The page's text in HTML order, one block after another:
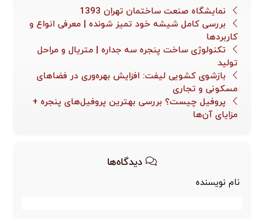
نمایشگاه صنعت ساختمان تهران 1393
بررسی کامل شیشه خود تمیز شونده | معرفی انواع و
کاربردها
تکنولوژی ساخت پنجره سه جداره | متریال و مراحل
تولید
بازشوی کشویی لیفت: افزایش بهره‌وری در فضاهای
مسکونی و تجاری
پروفیل چیست؟ بررسی بهترین پروفیل‌های پنجره +
مزایای آن‌ها
دیدگاه‌ها
نام نویسنده